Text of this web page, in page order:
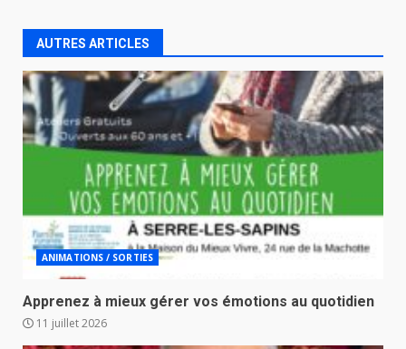
AUTRES ARTICLES
ANIMATIONS / SORTIES
Apprenez à mieux gérer vos émotions au quotidien
11 juillet 2026